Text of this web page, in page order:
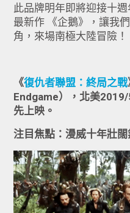
此品牌明年即將迎接十
最新作 《企鵝》，讓我
角，來場南極大陸冒險！
《復仇者聯盟：終局之戰
Endgame），北美
先上映。
注目焦點：漫威十年壯